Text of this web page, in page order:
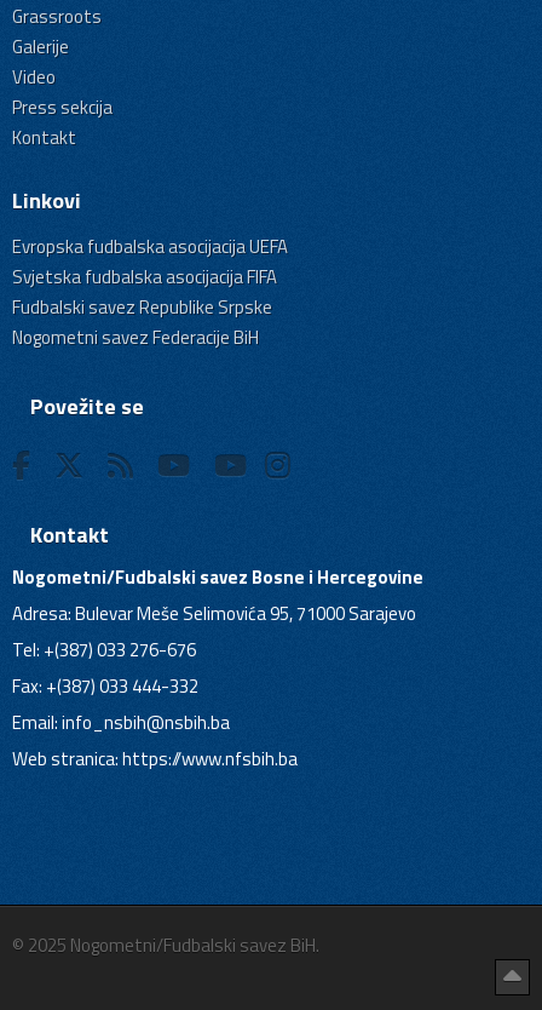
Grassroots
Galerije
Video
Press sekcija
Kontakt
Linkovi
Evropska fudbalska asocijacija UEFA
Svjetska fudbalska asocijacija FIFA
Fudbalski savez Republike Srpske
Nogometni savez Federacije BiH
Povežite se
Kontakt
Nogometni/Fudbalski savez Bosne i Hercegovine
Adresa: Bulevar Meše Selimovića 95, 71000 Sarajevo
Tel: +(387) 033 276-676
Fax: +(387) 033 444-332
Email:info_nsbih@nsbih.ba
Web stranica: https://www.nfsbih.ba
© 2025 Nogometni/Fudbalski savez BiH.